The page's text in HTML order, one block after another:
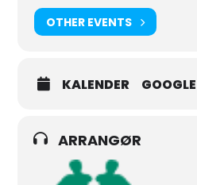
OTHER EVENTS
KALENDER
ARRANGØR